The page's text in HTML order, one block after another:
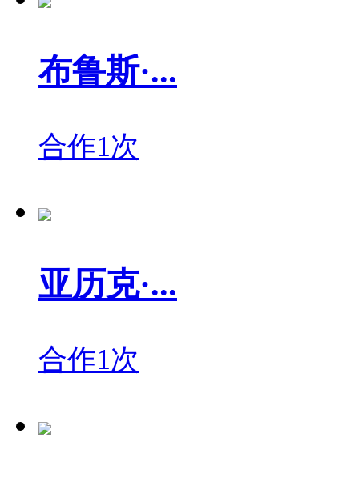
布鲁斯·...
合作1次
亚历克·...
合作1次